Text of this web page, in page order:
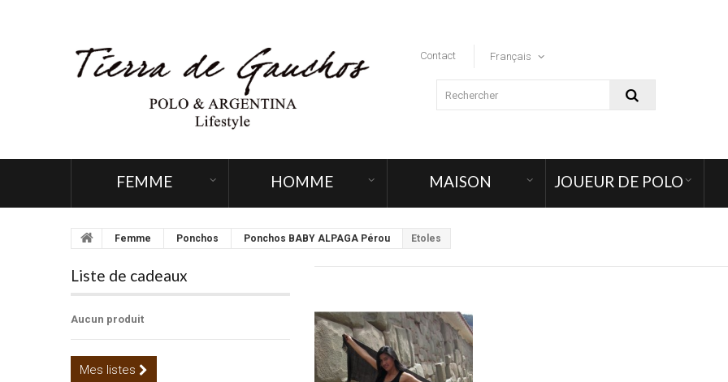
Contact Français
FEMME HOMME MAISON JOUEUR DE POLO
Femme Ponchos Ponchos BABY ALPAGA Pérou Etoles
Liste de cadeaux
Aucun produit
Mes listes